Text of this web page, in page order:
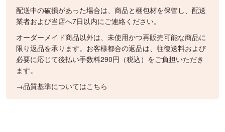
配送中の破損があった場合は、商品と梱包材を保管し、配送
業者および当店へ7日以内にご連絡ください。
オーダーメイド商品以外は、未使用かつ再販売可能な商品に
限り返品を承ります。お客様都合の返品は、往復送料および
必要に応じて後払い手数料290円（税込）をご負担いただき
ます。
→品質基準についてはこちら